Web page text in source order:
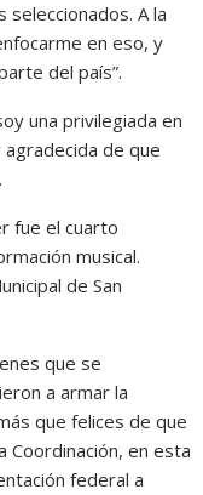
A la
en eso, y
del país”.
una privilegiada en
de que
fue el cuarto
musical.
de San
que se
a armar la
que felices de que
Coordinación, en esta
federal a